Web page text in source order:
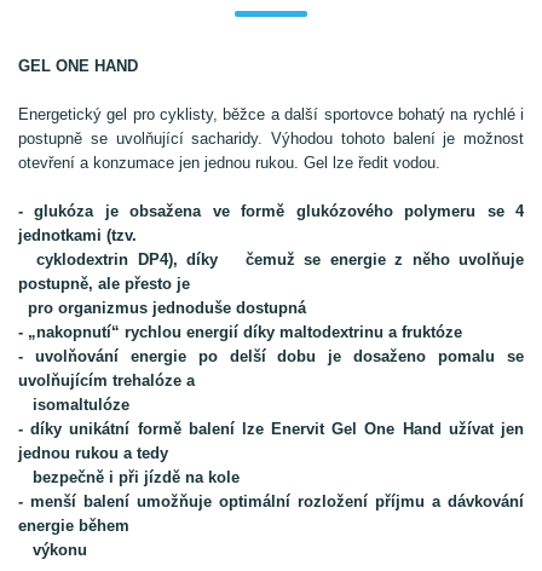
GEL ONE HAND
Energetický gel pro cyklisty, běžce a další sportovce bohatý na rychlé i
postupně se uvolňující sacharidy. Výhodou tohoto balení je možnost
otevření a konzumace jen jednou rukou. Gel lze ředit vodou.
- glukóza je obsažena ve formě glukózového polymeru se 4
jednotkami (tzv.
cyklodextrin DP4), díky
čemuž se energie z něho uvolňuje
postupně, ale přesto je
pro organizmus jednoduše dostupná
- „nakopnutí“ rychlou energií díky maltodextrinu a fruktóze
- uvolňování energie po delší dobu je dosaženo pomalu se
uvolňujícím trehalóze a
isomaltulóze
- díky unikátní formě balení lze Enervit Gel One Hand užívat jen
jednou rukou a tedy
bezpečně i při jízdě na kole
- menší balení umožňuje optimální rozložení příjmu a dávkování
energie během
výkonu